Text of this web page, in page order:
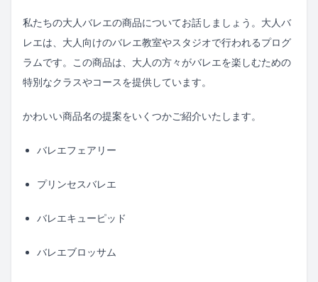
私たちの大人バレエの商品についてお話しましょう。大人バ
レエは、大人向けのバレエ教室やスタジオで行われるプログ
ラムです。この商品は、大人の方々がバレエを楽しむための
特別なクラスやコースを提供しています。
かわいい商品名の提案をいくつかご紹介いたします。
バレエフェアリー
プリンセスバレエ
バレエキューピッド
バレエブロッサム